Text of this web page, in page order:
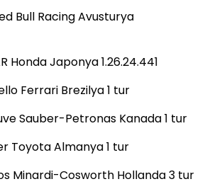
Bull Racing Avusturya
Honda Japonya 1.26.24.441
Ferrari Brezilya 1 tur
Sauber-Petronas Kanada 1 tur
Toyota Almanya 1 tur
Minardi-Cosworth Hollanda 3 tur